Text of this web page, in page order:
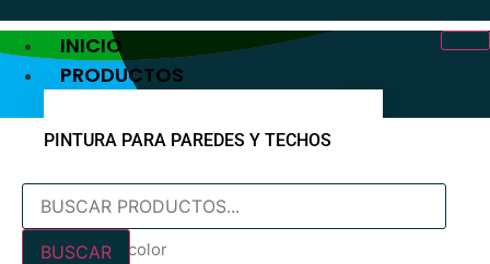
INICIO
PRODUCTOS
PINTURA PARA PAREDES Y TECHOS
Pintura blanca
En oferta
Pintura de color
Búsqueda
productos
BUSCAR